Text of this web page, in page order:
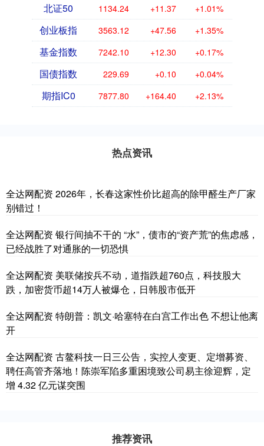
北证50 1134.24 +11.37 +1.01%
创业板指 3563.12 +47.56 +1.35%
基金指数 7242.10 +12.30 +0.17%
国债指数 229.69 +0.10 +0.04%
期指IC0 7877.80 +164.40 +2.13%
热点资讯
全达网配资 2026年，长春这家性价比超高的除甲醛生产厂家
别错过！
全达网配资 银行间抽不干的 “水”，债市的“资产荒”的焦虑感，
已经战胜了对通胀的一切恐惧
全达网配资 美联储按兵不动，道指跌超760点，科技股大
跌，加密货币超14万人被爆仓，日韩股市低开
全达网配资 特朗普：凯文·哈塞特在白宫工作出色 不想让他离
开
全达网配资 古鳌科技一日三公告，实控人变更、定增募资、
聘任高管齐落地！陈崇军陷多重困境致公司易主徐迎辉，定
增 4.32 亿元谋突围
推荐资讯